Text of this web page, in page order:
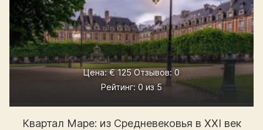
Цена: € 125 Отзывов: 0
Рейтинг: 0 из 5
Квартал Маре: из Средневековья в XXI век